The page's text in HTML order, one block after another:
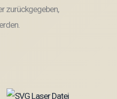
zurückgegeben,